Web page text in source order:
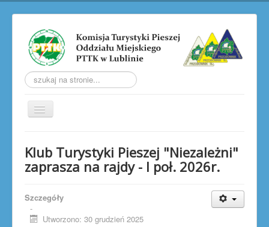
Szukaj...
Przełącz
nawigację
O KOMISJI
LUBELSKIE ZLOTY PTP
LUBELSKIE JESIENNE ZŁAZY
Klub Turystyki Pieszej "Niezależni"
zaprasza na rajdy - I poł. 2026r.
Szczegóły
-
Utworzono: 30 grudzień 2025